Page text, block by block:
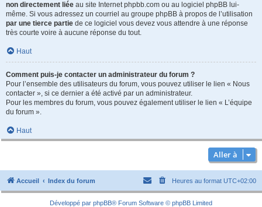
non directement liée au site Internet phpbb.com ou au logiciel phpBB lui-
même. Si vous adressez un courriel au groupe phpBB à propos de l’utilisation
par une tierce partie de ce logiciel vous devez vous attendre à une réponse
très courte voire à aucune réponse du tout.
Haut
Comment puis-je contacter un administrateur du forum ?
Pour l’ensemble des utilisateurs du forum, vous pouvez utiliser le lien « Nous
contacter », si ce dernier a été activé par un administrateur.
Pour les membres du forum, vous pouvez également utiliser le lien « L’équipe
du forum ».
Haut
Aller à
Accueil Index du forum Heures au format UTC+02:00
Développé par phpBB® Forum Software © phpBB Limited